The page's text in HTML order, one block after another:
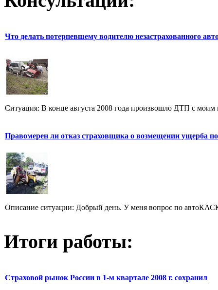
Что делать потерпевшему водителю незастрахованного
Ситуация: В конце августа 2008 года произвошло ДТП с моим
Правомерен ли отказ страховщика о возмещении ущерба по
Описание ситуации: Добрый день. У меня вопрос по
Итоги работы:
Страховой рынок России в 1-м квартале 2008 г. сохранил